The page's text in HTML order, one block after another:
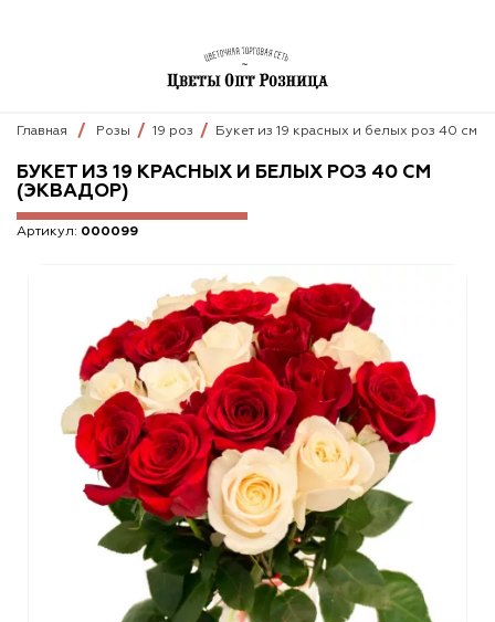
Главная Розы 19 роз Букет из 19 красных и белых роз 40 см
БУКЕТ ИЗ 19 КРАСНЫХ И БЕЛЫХ РОЗ 40 СМ
(ЭКВАДОР)
Артикул: 000099